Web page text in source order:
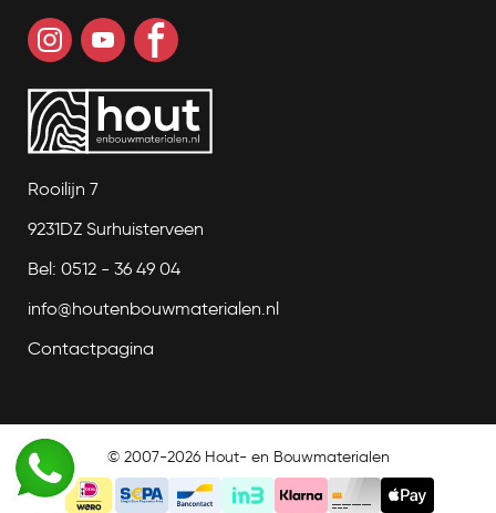
Rooilijn 7
9231DZ Surhuisterveen
Bel: 0512 - 36 49 04
info@houtenbouwmaterialen.nl
Contactpagina
© 2007-2026 Hout- en Bouwmaterialen